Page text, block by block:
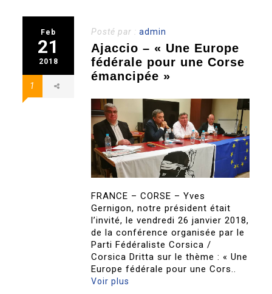
Feb
21
2018
1
Posté par :admin
Ajaccio – « Une Europe
fédérale pour une Corse
émancipée »
FRANCE – CORSE – Yves
Gernigon, notre président était
l’invité, le vendredi 26 janvier 2018,
de la conférence organisée par le
Parti Fédéraliste Corsica /
Corsica Dritta sur le thème : « Une
Europe fédérale pour une Cors..
Voir plus